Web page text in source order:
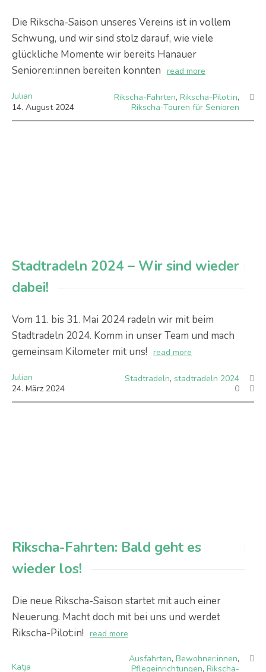
Die Rikscha-Saison unseres Vereins ist in vollem
Schwung, und wir sind stolz darauf, wie viele
glückliche Momente wir bereits Hanauer
Senioren:innen bereiten konnten read more
Julian
14. August 2024
Rikscha-Fahrten, Rikscha-Pilot:in,
Rikscha-Touren für Senioren
Stadtradeln 2024 – Wir sind wieder
dabei!
Vom 11. bis 31. Mai 2024 radeln wir mit beim
Stadtradeln 2024. Komm in unser Team und mach
gemeinsam Kilometer mit uns! read more
Julian
24. März 2024
Stadtradeln, stadtradeln 2024
0
Rikscha-Fahrten: Bald geht es
wieder los!
Die neue Rikscha-Saison startet mit auch einer
Neuerung. Macht doch mit bei uns und werdet
Rikscha-Pilot:in! read more
Katja
Ausfahrten, Bewohner:innen,
Pflegeinrichtungen, Rikscha-